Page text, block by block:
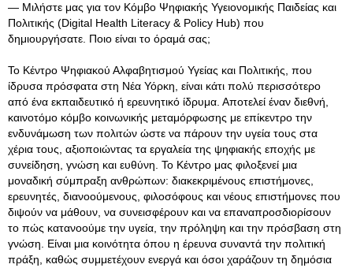
— Μιλήστε μας για τον Κόμβο Ψηφιακής Υγειονομικής Παιδείας και
Πολιτικής (Digital Health Literacy & Policy Hub) που
δημιουργήσατε. Ποιο είναι το όραμά σας;
Το Κέντρο Ψηφιακού Αλφαβητισμού Υγείας και Πολιτικής, που
ίδρυσα πρόσφατα στη Νέα Υόρκη, είναι κάτι πολύ περισσότερο
από ένα εκπαιδευτικό ή ερευνητικό ίδρυμα. Αποτελεί έναν διεθνή,
καινοτόμο κόμβο κοινωνικής μεταμόρφωσης με επίκεντρο την
ενδυνάμωση των πολιτών ώστε να πάρουν την υγεία τους στα
χέρια τους, αξιοποιώντας τα εργαλεία της ψηφιακής εποχής με
συνείδηση, γνώση και ευθύνη. Το Κέντρο μας φιλοξενεί μια
μοναδική σύμπραξη ανθρώπων: διακεκριμένους επιστήμονες,
ερευνητές, διανοούμενους, φιλοσόφους και νέους επιστήμονες που
διψούν να μάθουν, να συνεισφέρουν και να επαναπροσδιορίσουν
το πώς κατανοούμε την υγεία, την πρόληψη και την πρόσβαση στη
γνώση. Είναι μια κοινότητα όπου η έρευνα συναντά την πολιτική
πράξη, καθώς συμμετέχουν ενεργά και όσοι χαράζουν τη δημόσια